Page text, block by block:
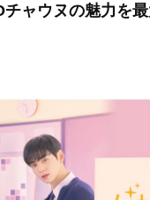
ャウヌの魅力を最